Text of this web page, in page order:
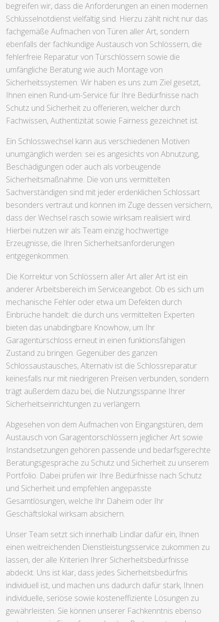
begreifen wir, dass die Anforderungen an einen modernen
Schlüsselnotdienst vielfältig sind. Hierzu zählt nicht nur das
fachgemäße Aufmachen von Türen aller Art, sondern
ebenfalls der fachkundige Austausch von Schlössern, die
fehlerfreie Reparatur von Türschlössern sowie die
umfängliche Beratung wie auch Montage von
Sicherheitssystemen. Wir haben es uns zum Ziel gesetzt,
Ihnen einen Rund-um-Service für Ihre Bedürfnisse nach
Schutz und Sicherheit zu offerieren, welcher durch
Fachwissen, Authentizität sowie Fairness gezeichnet ist.
Ein Schlosswechsel kann aus verschiedenen Motiven
unumgänglich werden: sei es angesichts von Abnutzung,
Beschädigungen oder auch als vorbeugende
Sicherheitsmaßnahme. Die von uns vermittelten
Sachverständigen sind mit jeder erdenklichen Schlossart
besonders vertraut und können im Zuge dessen versichern,
dass der Wechsel rasch sowie wirksam realisiert wird.
Hierbei nutzen wir als Team einzig hochwertige
Erzeugnisse, die Ihren Sicherheitsanforderungen
entgegenkommen.
Die Korrektur von Schlössern aller Art aller Art ist ein
anderer Arbeitsbereich im Serviceangebot. Ob es sich um
mechanische Fehler oder etwa um Defekten durch
Einbrüche handelt: die durch uns vermittelten Experten
bieten das unabdingbare Knowhow, um Ihr
Garagentürschloss erneut in einen funktionsfähigen
Zustand zu bringen. Gegenüber des ganzen
Schlossaustausches, Alternativ ist die Schlossreparatur
keinesfalls nur mit niedrigeren Preisen verbunden, sondern
trägt außerdem dazu bei, die Nutzungsspanne Ihrer
Sicherheitseinrichtungen zu verlängern.
Abgesehen von dem Aufmachen von Eingangstüren, dem
Austausch von Garagentorschlössern jeglicher Art sowie
Instandsetzungen gehören passende und bedarfsgerechte
Beratungsgespräche zu Schutz und Sicherheit zu unserem
Portfolio. Dabei prüfen wir Ihre Bedürfnisse nach Schutz
und Sicherheit und empfehlen angepasste
Gesamtlösungen, welche Ihr Daheim oder Ihr
Geschäftslokal wirksam absichern.
Unser Team setzt sich innerhalb Lindlar dafür ein, Ihnen
einen weitreichenden Dienstleistungsservice zukommen zu
lassen, der alle Kriterien Ihrer Sicherheitsbedürfnisse
abdeckt. Uns ist klar, dass jedes Sicherheitsbedürfnis
individuell ist, und machen uns dadurch dafür stark, Ihnen
individuelle, seriöse sowie kosteneffiziente Lösungen zu
gewährleisten. Sie können unserer Fachkenntnis ebenso